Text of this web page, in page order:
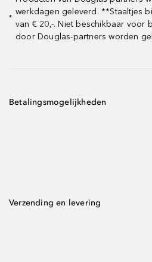
*
werkdagen geleverd. **Staaltjes
van € 20,-. Niet beschikbaar voor
door Douglas-partners worden
Betalingsmogelijkheden
Verzending en levering